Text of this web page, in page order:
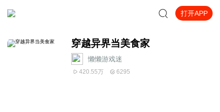
打开APP
穿越异界当美食家
懒懒游戏迷
420.55万 6295